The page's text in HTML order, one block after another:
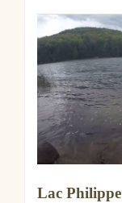
Lac Philippe